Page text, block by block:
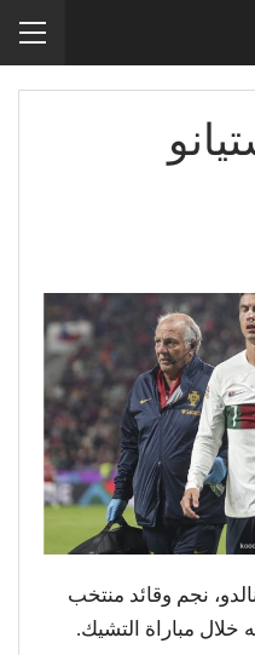
نجم وقائد منتخب
خلال مباراة التشيك.